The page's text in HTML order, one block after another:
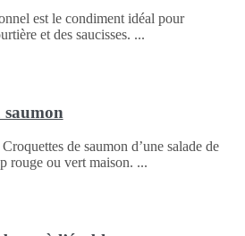
est le condiment idéal pour
et des saucisses.
saumon
de saumon d’une salade de
rouge ou vert maison.